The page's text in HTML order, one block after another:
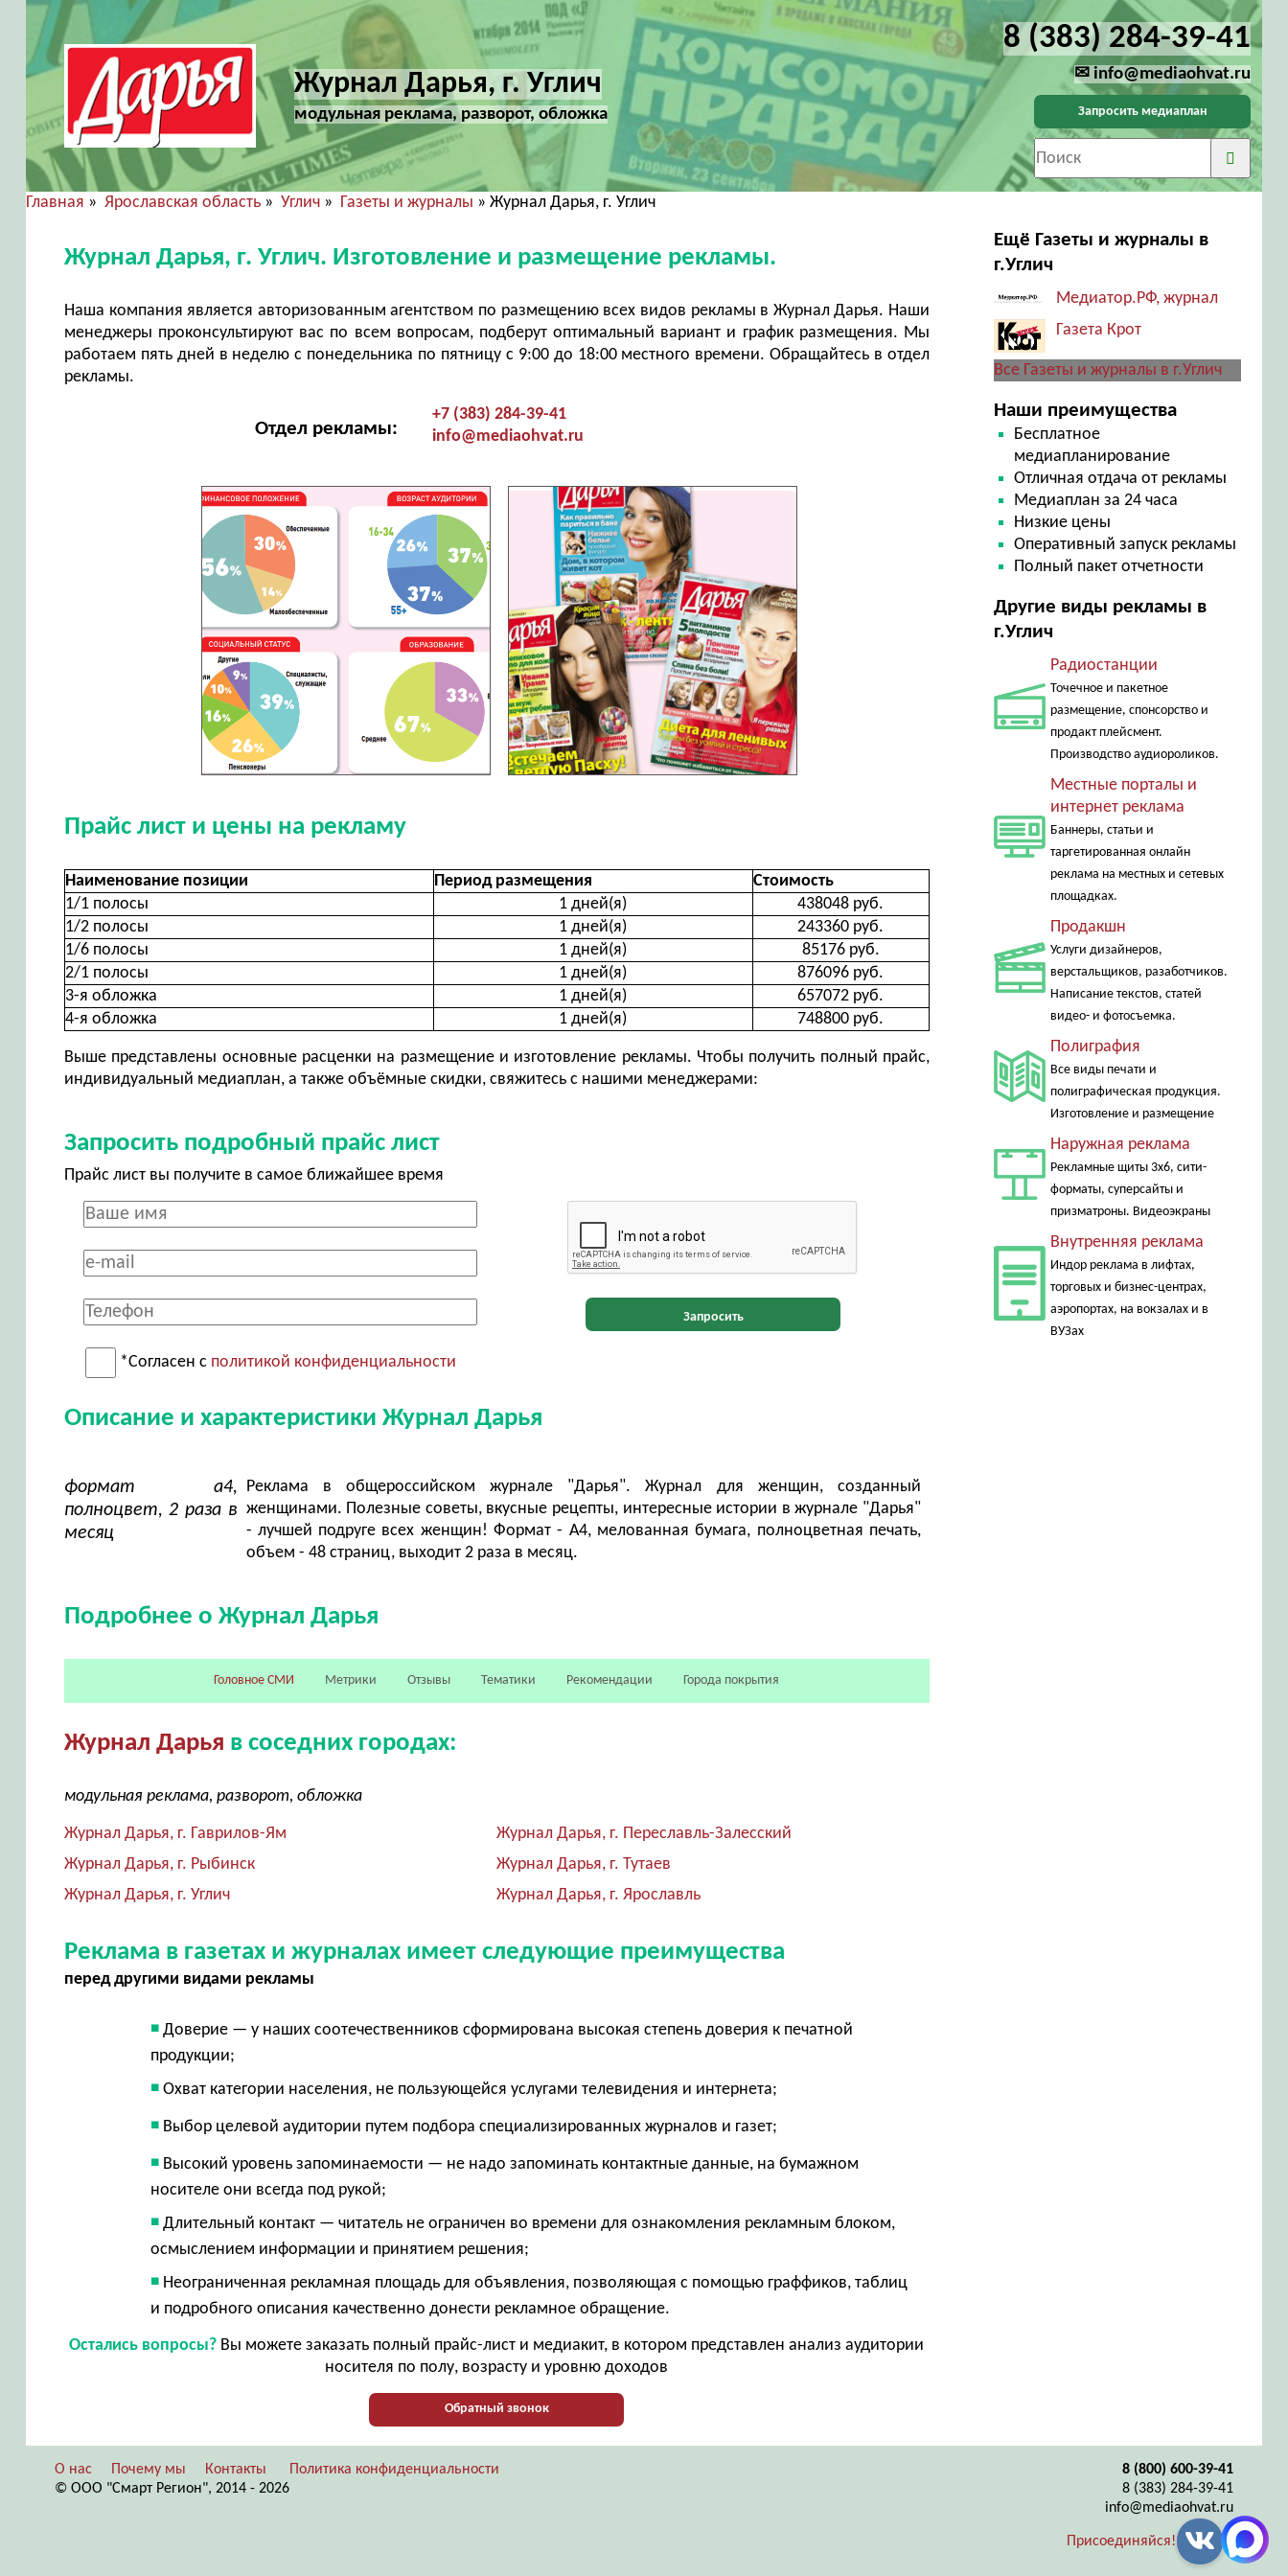
Журнал Дарья, г. Углич
модульная реклама, разворот, обложка
8 (383) 284-39-41
✉ info@mediaohvat.ru
Запросить медиаплан
Главная » Ярославская область» Углич» Газеты и журналы » Журнал Дарья, г. Углич
Журнал Дарья, г. Углич. Изготовление и размещение рекламы.
Наша компания является авторизованным агентством по размещению всех видов рекламы в Журнал Дарья. Наши
менеджеры проконсультируют вас по всем вопросам, подберут оптимальный вариант и график размещения. Мы
работаем пять дней в неделю с понедельника по пятницу с 9:00 до 18:00 местного времени. Обращайтесь в отдел
рекламы.
Отдел рекламы:
+7 (383) 284-39-41
info@mediaohvat.ru
Прайс лист и цены на рекламу
Наименование позиции Период размещения
Стоимость
1/1 полосы
1 дней(я)
438048 руб.
1/2 полосы
1 дней(я)
243360 руб.
1/6 полосы
1 дней(я)
85176 руб.
2/1 полосы
1 дней(я)
876096 руб.
3-я обложка
1 дней(я)
657072 руб.
4-я обложка
1 дней(я) 748800 руб.
Выше представлены основные расценки на размещение и изготовление рекламы. Чтобы получить полный прайс,
индивидуальный медиаплан, а также объёмные скидки, свяжитесь с нашими менеджерами:
Запросить подробный прайс лист
Прайс лист вы получите в самое ближайшее время
*Согласен с политикой конфиденциальности
Запросить
Описание и характеристики Журнал Дарья
формат а4,
полноцвет, 2 раза в
месяц
Реклама в общероссийском журнале "Дарья". Журнал для женщин, созданный
женщинами. Полезные советы, вкусные рецепты, интересные истории в журнале "Дарья"
- лучшей подруге всех женщин! Формат - А4, мелованная бумага, полноцветная печать,
объем - 48 страниц, выходит 2 раза в месяц.
Подробнее о Журнал Дарья
Головное СМИ Метрики Отзывы Тематики Рекомендации Города покрытия
Журнал Дарья в соседних городах:
модульная реклама, разворот, обложка
Журнал Дарья, г. Гаврилов-Ям
Журнал Дарья, г. Переславль-Залесский
Журнал Дарья, г. Рыбинск
Журнал Дарья, г. Тутаев
Журнал Дарья, г. Углич
Журнал Дарья, г. Ярославль
Реклама в газетах и журналах имеет следующие преимущества
перед другими видами рекламы
Доверие — у наших соотечественников сформирована высокая степень доверия к печатной
продукции;
Охват категории населения, не пользующейся услугами телевидения и интернета;
Выбор целевой аудитории путем подбора специализированных журналов и газет;
Высокий уровень запоминаемости — не надо запоминать контактные данные, на бумажном
носителе они всегда под рукой;
Длительный контакт — читатель не ограничен во времени для ознакомления рекламным блоком,
осмыслением информации и принятием решения;
Неограниченная рекламная площадь для объявления, позволяющая с помощью граффиков, таблиц
и подробного описания качественно донести рекламное обращение.
Остались вопросы? Вы можете заказать полный прайс-лист и медиакит, в котором представлен анализ аудитории
носителя по полу, возрасту и уровню доходов
Обратный звонок
Ещё Газеты и журналы в
г.Углич
Медиатор.РФ, журнал
Газета Крот
Все Газеты и журналы в г.Углич
Наши преимущества
Бесплатное
медиапланирование
Отличная отдача от рекламы
Медиаплан за 24 часа
Низкие цены
Оперативный запуск рекламы
Полный пакет отчетности
Другие виды рекламы в
г.Углич
Радиостанции
Точечное и пакетное
размещение, спонсорство и
продакт плейсмент.
Производство аудиороликов.
Местные порталы и
интернет реклама
Баннеры, статьи и
таргетированная онлайн
реклама на местных и сетевых
площадках.
Продакшн
Услуги дизайнеров,
верстальщиков, разаботчиков.
Написание текстов, статей
видео- и фотосъемка.
Полиграфия
Все виды печати и
полиграфическая продукция.
Изготовление и размещение
Наружная реклама
Рекламные щиты 3х6, сити-
форматы, суперсайты и
призматроны. Видеоэкраны
Внутренняя реклама
Индор реклама в лифтах,
торговых и бизнес-центрах,
аэропортах, на вокзалах и в
ВУЗах
О нас Почему мы Контакты
Политика конфиденциальности
© ООО "Смарт Регион", 2014 - 2026
8 (800) 600-39-41
8 (383) 284-39-41
info@mediaohvat.ru
Присоединяйся!